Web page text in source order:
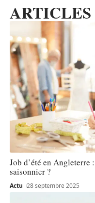
Job d’été en
saisonnier ?
Actu 28 septembre 2025